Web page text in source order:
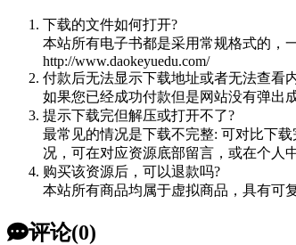
下载的文件如何打开?
本站所有电子书都是采用常规格式的，
http://www.daokeyuedu.com/
付款后无法显示下载地址或者无法查看
如果您已经成功付款但是网站没有弹出
提示下载完但解压或打开不了?
最常见的情况是下载不完整: 可对比下
况，可在对应资源底部留言，或在个人
购买该资源后，可以退款吗?
本站所有商品均属于虚拟商品，具有可
评论(0)